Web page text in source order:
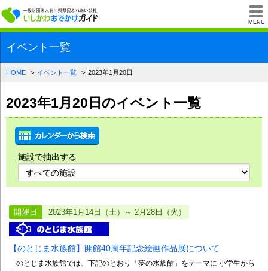
MENU
一般財団法人石川
イベント一覧
HOME イベント一覧 2023年1月20日
2023年1月20日のイベント一覧
施設で抽出する
開催日 2023年1月14日（土）～ 2月28日（火）
【のとじま水族館】開館40周年記念絵画作品展について
のとじま水族館では、下記のとおり「夢の水族館」をテーマに 小学生から